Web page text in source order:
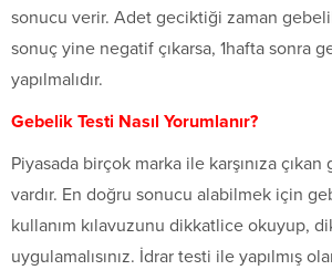
sonucu verir. Adet geciktiği zaman
sonuç yine negatif çıkarsa, 1hafta sonra
yapılmalıdır.
Gebelik Testi Nasıl Yorumlanır?
Piyasada birçok marka ile karşınıza
vardır. En doğru sonucu alabilmek için
kullanım kılavuzunu dikkatlice okuyup,
uygulamalısınız. İdrar testi ile yapılmış